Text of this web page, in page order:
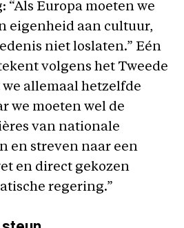
“Als Europa moeten we
eigenheid aan cultuur,
niet loslaten.” Eén
volgens het Tweede
allemaal hetzelfde
we moeten wel de
van nationale
en streven naar een
en direct gekozen
regering.”